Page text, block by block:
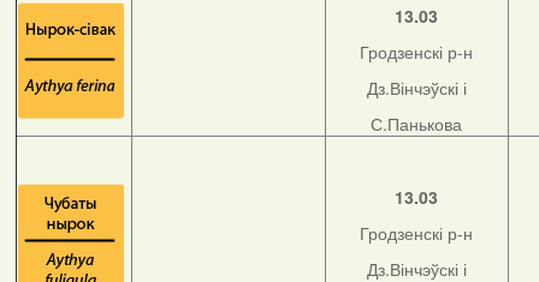
13.03
Гродзенскі р-н
Дз.Вінчэўскі і
С.Панькова
13.03
Гродзенскі р-н
Дз.Вінчэўскі і